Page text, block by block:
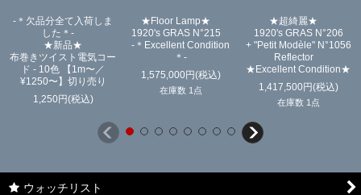
-＊欠品分全て入荷しま
した＊-
★新品★
布巻きツイスト電気コー
ド - 10色 【1m〜／
¥1250〜】切り売り
1,250円(税込)
★Floor Lamp★
1920's GRAS N°215
-＊Excellent Condition
＊-
1,575,000円(税込)
在庫数 1点
★超綺麗★
1920's GRAS N°206
+ "Petit Modèle" N°1056
Reflector
★Excellent Condition★
1,417,500円(税込)
在庫数 1点
ウォッチリスト